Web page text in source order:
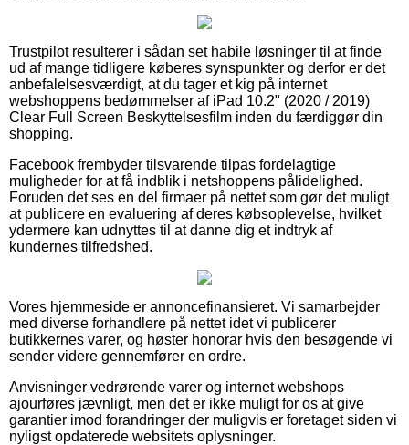
Trustpilot resulterer i sådan set habile løsninger til at finde
ud af mange tidligere køberes synspunkter og derfor er det
anbefalelsesværdigt, at du tager et kig på internet
webshoppens bedømmelser af iPad 10.2" (2020 / 2019)
Clear Full Screen Beskyttelsesfilm inden du færdiggør din
shopping.
Facebook frembyder tilsvarende tilpas fordelagtige
muligheder for at få indblik i netshoppens pålidelighed.
Foruden det ses en del firmaer på nettet som gør det muligt
at publicere en evaluering af deres købsoplevelse, hvilket
ydermere kan udnyttes til at danne dig et indtryk af
kundernes tilfredshed.
Vores hjemmeside er annoncefinansieret. Vi samarbejder
med diverse forhandlere på nettet idet vi publicerer
butikkernes varer, og høster honorar hvis den besøgende vi
sender videre gennemfører en ordre.
Anvisninger vedrørende varer og internet webshops
ajourføres jævnligt, men det er ikke muligt for os at give
garantier imod forandringer der muligvis er foretaget siden vi
nyligst opdaterede websitets oplysninger.